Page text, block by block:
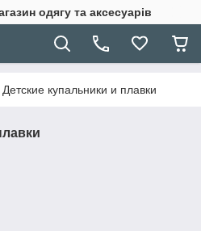
одягу та аксесуарів
Детские купальники и плавки